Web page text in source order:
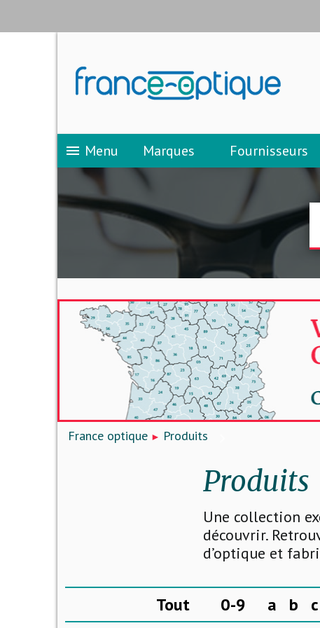
menu Menu Marques Fournisseurs
France optique Produits
Produits
Une collection
découvrir.
d’optique et
Tout 0-9 a b c